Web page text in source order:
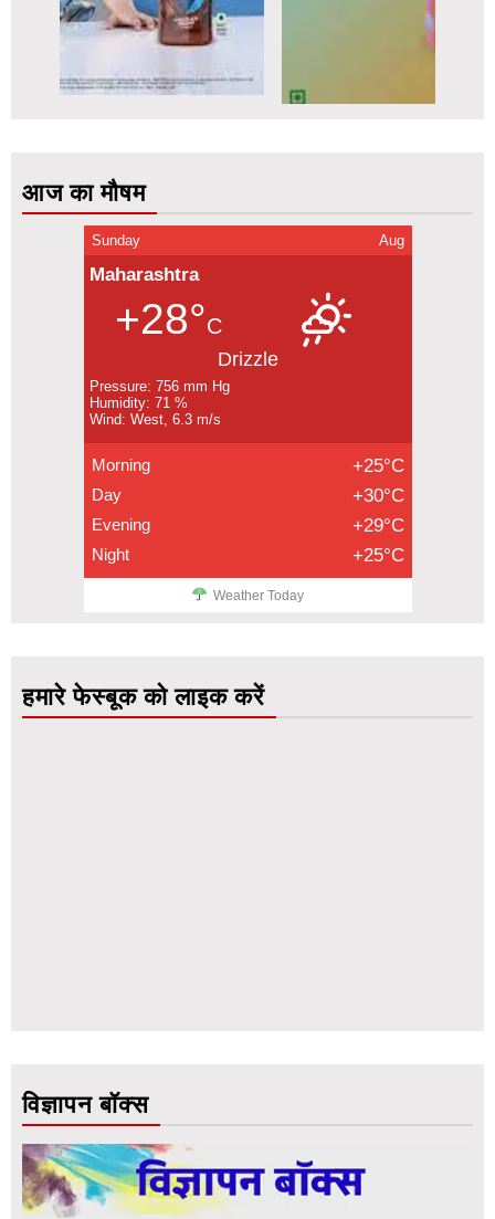
आज का मौषम
Sunday Aug
Maharashtra
+28°C
Drizzle
Pressure: 756 mm Hg
Humidity: 71 %
Wind: West, 6.3 m/s
Morning +25°C
Day +30°C
Evening +29°C
Night +25°C
Weather Today
हमारे फेस्बूक को लाइक करें
विज्ञापन बॉक्स